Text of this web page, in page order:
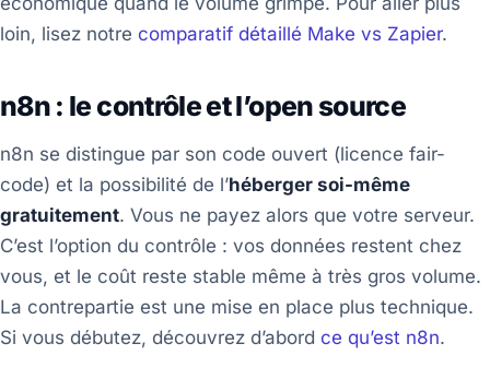
loin, lisez notre comparatif détaillé Make vs Zapier.
n8n : le contrôle et l’open source
n8n se distingue par son code ouvert (licence fair-
code) et la possibilité de l’héberger soi-même
gratuitement. Vous ne payez alors que votre serveur.
C’est l’option du contrôle : vos données restent chez
vous, et le coût reste stable même à très gros volume.
La contrepartie est une mise en place plus technique.
Si vous débutez, découvrez d’abord ce qu’est n8n.